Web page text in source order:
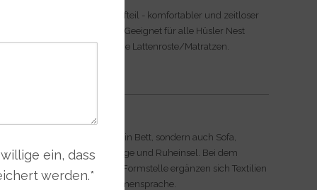
Massivholzbett LANI mit Kopfteil - komfortabler und zeitloser
Bettrahmen aus Massivholz. Geeignet für alle Hüsler Nest
Schlafsysteme und klassische Lattenroste/Matratzen.
Bett FRIDAY NIGHT
FRIDAY NIGHT ist nicht nur ein Bett, sondern auch Sofa,
Kinosessel, Frühstücks-Lounge und Ruheinsel. Bei dem
Entwurf vom Designer-Duo Formstelle ergänzen sich Textilien
und Holz fließend in der Formensprache.
ein, dass
werden.*